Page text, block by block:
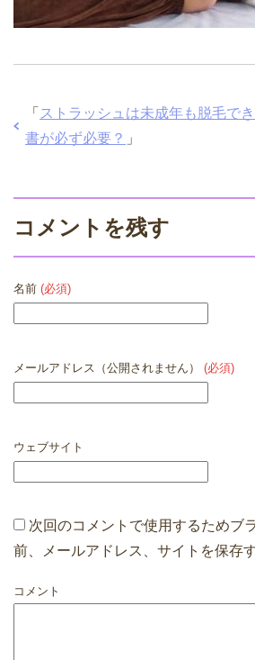
「 ストラッシュは未成年も脱毛で
書が必ず必要？ 」
コメントを残す
名前 (必須)
メールアドレス（公開されません） (必須)
ウェブサイト
次回のコメントで使用するためブ
前、メールアドレス、サイトを保存す
コメント